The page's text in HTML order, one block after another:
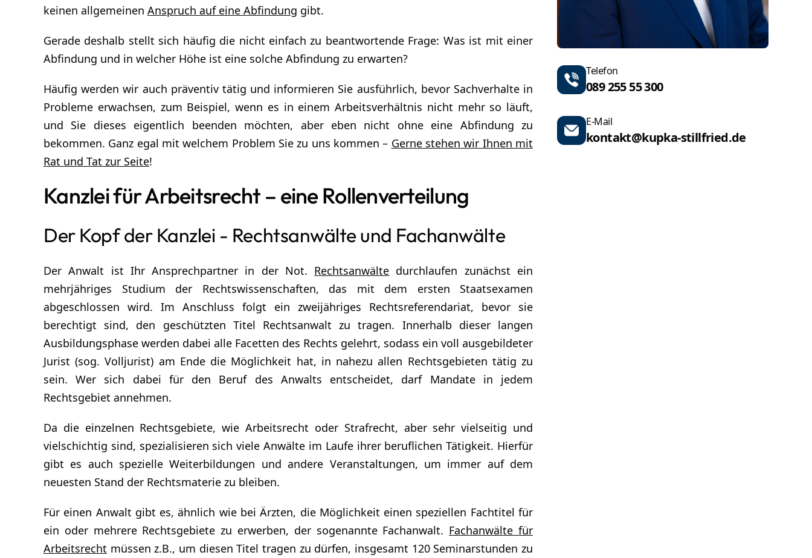
keinen allgemeinen Anspruch auf eine Abfindung gibt.
Gerade deshalb stellt sich häufig die nicht einfach zu beantwortende Frage: Was ist mit einer
Abfindung und in welcher Höhe ist eine solche Abfindung zu erwarten?
Häufig werden wir auch präventiv tätig und informieren Sie ausführlich, bevor Sachverhalte in
Probleme erwachsen, zum Beispiel, wenn es in einem Arbeitsverhältnis nicht mehr so läuft,
und Sie dieses eigentlich beenden möchten, aber eben nicht ohne eine Abfindung zu
bekommen. Ganz egal mit welchem Problem Sie zu uns kommen – Gerne stehen wir Ihnen mit
Rat und Tat zur Seite!
Kanzlei für Arbeitsrecht – eine Rollenverteilung
Der Kopf der Kanzlei - Rechtsanwälte und Fachanwälte
Der Anwalt ist Ihr Ansprechpartner in der Not. Rechtsanwälte durchlaufen zunächst ein
mehrjähriges Studium der Rechtswissenschaften, das mit dem ersten Staatsexamen
abgeschlossen wird. Im Anschluss folgt ein zweijähriges Rechtsreferendariat, bevor sie
berechtigt sind, den geschützten Titel Rechtsanwalt zu tragen. Innerhalb dieser langen
Ausbildungsphase werden dabei alle Facetten des Rechts gelehrt, sodass ein voll ausgebildeter
Jurist (sog. Volljurist) am Ende die Möglichkeit hat, in nahezu allen Rechtsgebieten tätig zu
sein. Wer sich dabei für den Beruf des Anwalts entscheidet, darf Mandate in jedem
Rechtsgebiet annehmen.
Da die einzelnen Rechtsgebiete, wie Arbeitsrecht oder Strafrecht, aber sehr vielseitig und
vielschichtig sind, spezialisieren sich viele Anwälte im Laufe ihrer beruflichen Tätigkeit. Hierfür
gibt es auch spezielle Weiterbildungen und andere Veranstaltungen, um immer auf dem
neuesten Stand der Rechtsmaterie zu bleiben.
Für einen Anwalt gibt es, ähnlich wie bei Ärzten, die Möglichkeit einen speziellen Fachtitel für
ein oder mehrere Rechtsgebiete zu erwerben, der sogenannte Fachanwalt. Fachanwälte für
Arbeitsrecht müssen z.B., um diesen Titel tragen zu dürfen, insgesamt 120 Seminarstunden zu
Telefon
089 255 55 300
E-Mail
kontakt@kupka-stillfried.de